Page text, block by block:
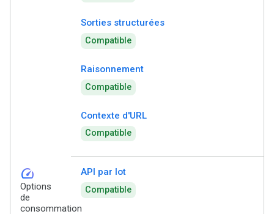
Sorties structurées
Compatible
Raisonnement
Compatible
Contexte d'URL
Compatible
speed
Options
de
consommation
API par lot
Compatible